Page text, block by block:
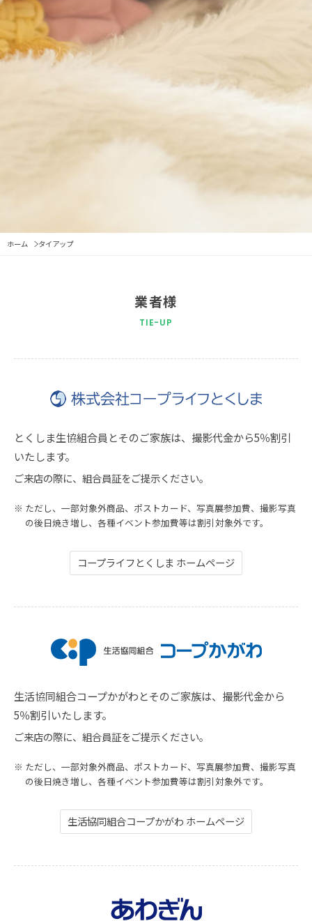
ホーム タイアップ
業者様
とくしま生協組合員とそのご家族は、撮影代金から5％割引
いたします。
ご来店の際に、組合員証をご提示ください。
ただし、一部対象外商品、ポストカード、写真展参加費、撮影写真
の後日焼き増し、各種イベント参加費等は割引対象外です。
コープライフとくしま ホームページ
生活協同組合コープかがわとそのご家族は、撮影代金から
5％割引いたします。
ご来店の際に、組合員証をご提示ください。
ただし、一部対象外商品、ポストカード、写真展参加費、撮影写真
の後日焼き増し、各種イベント参加費等は割引対象外です。
生活協同組合コープかがわ ホームページ